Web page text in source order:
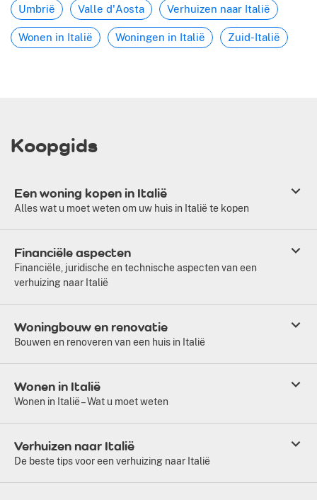
Umbrië Valle d'Aosta Verhuizen naar Italië
Wonen in Italië Woningen in Italië Zuid-Italië
Koopgids
Een woning kopen in Italië
Alles wat u moet weten om uw huis in Italië te kopen
Financiële aspecten
Financiële, juridische en technische aspecten van een
verhuizing naar Italië
Woningbouw en renovatie
Bouwen en renoveren van een huis in Italië
Wonen in Italië
Wonen in Italië – Wat u moet weten
Verhuizen naar Italië
De beste tips voor een verhuizing naar Italië